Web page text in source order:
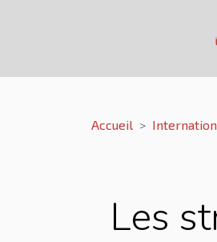
Accueil
Les